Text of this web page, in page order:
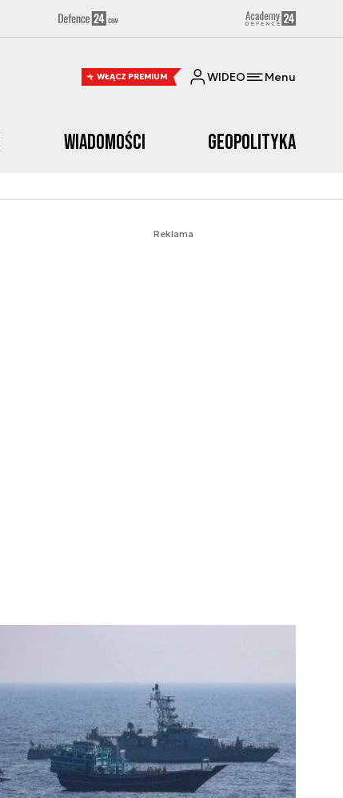
WŁĄCZ PREMIUM WIDEO Menu
Wiadomości Geopolityka
Reklama